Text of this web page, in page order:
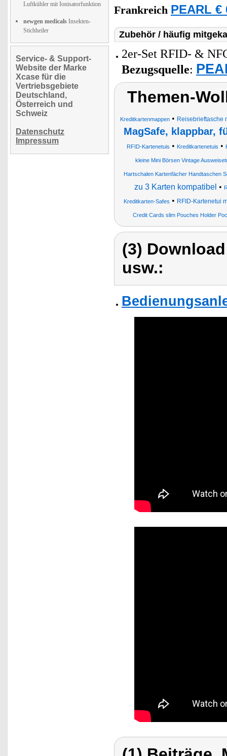
Luftkühler mit Ionisatorfunktion
newgen medicals Insekten-
Stichheiler
Service- & Support-
Website der Marke
Xcase für die
Vertriebsgebiete
Deutschland,
Österreich und
Schweiz
Datenschutz
Impressum
Frankreich PEARL €
Zubehör / häufig
2er-Set RFID- &
Bezugsquelle:
Themen-
Kreditkartenmappen • Reisebrieftasche
MagSafe, klappbar,
RFID-Kartenetuis • Kreditkartenetuis •
kleine Mini Börsen Vintage
Hartschalen Kartenfächer Handtaschen
zu 3 Karten kompatibel •
Kreditkarten-Safes • RFID-Kartenetui
Credit Cards slim Pouches Holder
(3)
usw.: